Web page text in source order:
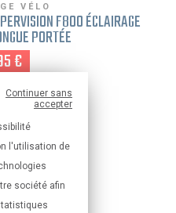
Continuer sans
accepter
l'utilisation de
société afin
VÉLO
F800 ÉCLAIRAGE
PORTÉE
€